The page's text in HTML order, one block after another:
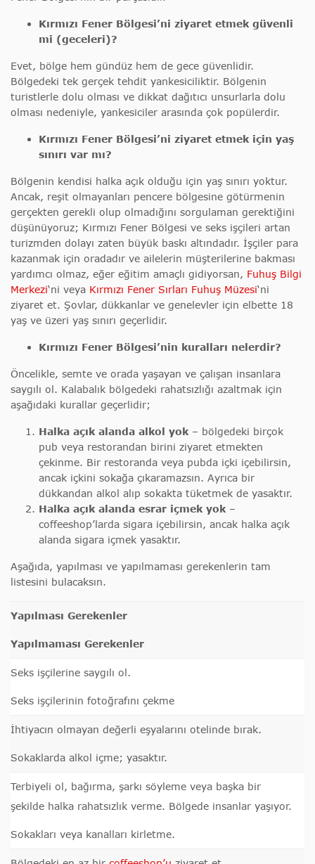
Kırmızı Fener Bölgesi’ni ziyaret etmek güvenli
mi (geceleri)?
Evet, bölge hem gündüz hem de gece güvenlidir.
Bölgedeki tek gerçek tehdit yankesiciliktir. Bölgenin
turistlerle dolu olması ve dikkat dağıtıcı unsurlarla dolu
olması nedeniyle, yankesiciler arasında çok popülerdir.
Kırmızı Fener Bölgesi’ni ziyaret etmek için yaş
sınırı var mı?
Bölgenin kendisi halka açık olduğu için yaş sınırı yoktur.
Ancak, reşit olmayanları pencere bölgesine götürmenin
gerçekten gerekli olup olmadığını sorgulaman gerektiğini
düşünüyoruz; Kırmızı Fener Bölgesi ve seks işçileri artan
turizmden dolayı zaten büyük baskı altındadır. İşçiler para
kazanmak için oradadır ve ailelerin müşterilerine bakması
yardımcı olmaz, eğer eğitim amaçlı gidiyorsan, Fuhuş Bilgi
Merkezi‘ni veya Kırmızı Fener Sırları Fuhuş Müzesi‘ni
ziyaret et. Şovlar, dükkanlar ve genelevler için elbette 18
yaş ve üzeri yaş sınırı geçerlidir.
Kırmızı Fener Bölgesi’nin kuralları nelerdir?
Öncelikle, semte ve orada yaşayan ve çalışan insanlara
saygılı ol. Kalabalık bölgedeki rahatsızlığı azaltmak için
aşağıdaki kurallar geçerlidir;
Halka açık alanda alkol yok – bölgedeki birçok
pub veya restorandan birini ziyaret etmekten
çekinme. Bir restoranda veya pubda içki içebilirsin,
ancak içkini sokağa çıkaramazsın. Ayrıca bir
dükkandan alkol alıp sokakta tüketmek de yasaktır.
Halka açık alanda esrar içmek yok –
coffeeshop’larda sigara içebilirsin, ancak halka açık
alanda sigara içmek yasaktır.
Aşağıda, yapılması ve yapılmaması gerekenlerin tam
listesini bulacaksın.
Yapılması Gerekenler
Yapılmaması Gerekenler
Seks işçilerine saygılı ol.
Seks işçilerinin fotoğrafını çekme
İhtiyacın olmayan değerli eşyalarını otelinde bırak.
Sokaklarda alkol içme; yasaktır.
Terbiyeli ol, bağırma, şarkı söyleme veya başka bir
şekilde halka rahatsızlık verme. Bölgede insanlar yaşıyor.
Sokakları veya kanalları kirletme.